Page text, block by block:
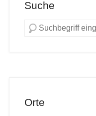
Suche
Orte